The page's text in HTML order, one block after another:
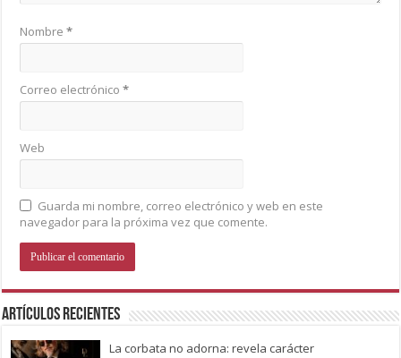
Nombre*
Correo electrónico*
Web
Guarda mi nombre, correo electrónico y web en este
navegador para la próxima vez que comente.
Artículos recientes
La corbata no adorna: revela carácter